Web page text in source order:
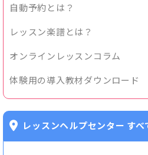
自動予約とは？
レッスン楽譜とは？
オンラインレッスンコラム
体験用の導入教材ダウンロード
レッスンヘルプセンター すべ